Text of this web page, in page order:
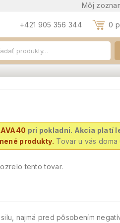
Môj
+421 905 356 344 0
pri pokladni. Akcia platí
produkty. Tovar u vás doma
tento tovar.
najmä pred pôsobením